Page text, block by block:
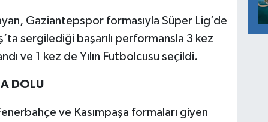
Gaziantepspor formasıyla Süper Lig’de
sergilediği başarılı performansla 3 kez
ve 1 kez de Yılın Futbolcusu seçildi.
DOLU
ve Kasımpaşa formaları giyen